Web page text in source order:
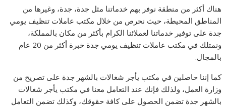
هناك أكثر من منطقة نوفر بهم خدماتنا مثل جدة، جدة، وغيرها من
المناطق المحيطة، حيث نحرص من خلال مكتب عاملات تنظيف يومي
جدة على توفير خدماتنا لعملائنا الكرام بأكثر من مكان بالمملكة،
ونمتلك في مكتب عاملات تنظيف يومي جدة خبرة أكثر من 20 عام
بالمجال.
كما إننا حاصلين في مكتب يأجر شغالات بالشهر جدة على تصريح من
وزارة العمل، ولذلك فإنك عند التعامل معنا في مكتب يأجر شغالات
بالشهر جدة تضمن الحصول على كافة حقوقك، وكذلك تضمن التعامل